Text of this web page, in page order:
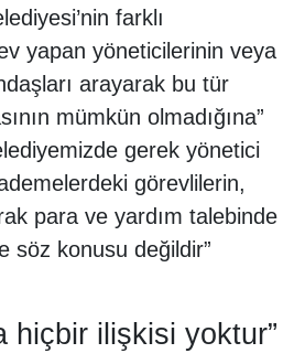
farklı
yapan yöneticilerinin veya
arayarak bu tür
mümkün olmadığına”
gerek yönetici
görevlilerin,
para ve yardım talebinde
söz konusu değildir”
hiçbir ilişkisi yoktur”